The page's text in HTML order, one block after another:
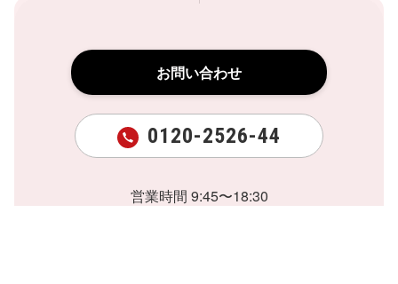
お問い合わせ
0120-2526-44
営業時間 9:45〜18:30